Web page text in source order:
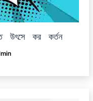
উৎসে কর কর্তন